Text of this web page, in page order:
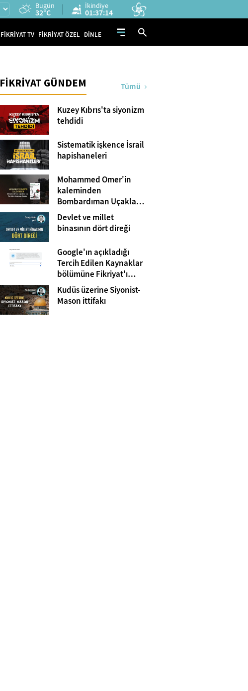
Bugün
32°C
İkindiye
01:37:13
FİKRİYAT TV FİKRİYAT ÖZEL DİNLE
FİKRİYAT GÜNDEM Tümü
Kuzey Kıbrıs'ta siyonizm
tehdidi
Sistematik işkence İsrail
hapishaneleri
Mohammed Omer'in
kaleminden
Bombardıman Uçakları
ve Tanklar Arasında
Gazze
Devlet ve millet
binasının dört direği
Google'ın açıkladığı
Tercih Edilen Kaynaklar
bölümüne Fikriyat'ı
eklemeyi unutmayın!
Kudüs üzerine Siyonist-
Mason ittifakı